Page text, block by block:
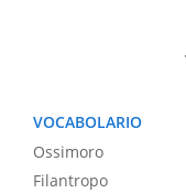
VOCABOLARIO
Ossimoro
Filantropo